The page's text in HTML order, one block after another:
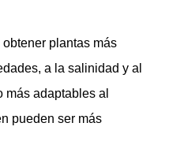
plantas más
a la salinidad y al
más adaptables al
pueden ser más